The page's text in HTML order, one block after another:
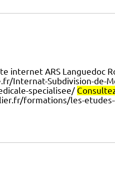
internet ARS Languedoc
Internat-Subdivision-de-
specialisee/
formations/les-